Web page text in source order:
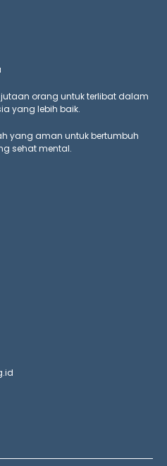
orang untuk terlibat dalam
yang lebih baik.
yang aman untuk bertumbuh
sehat mental.